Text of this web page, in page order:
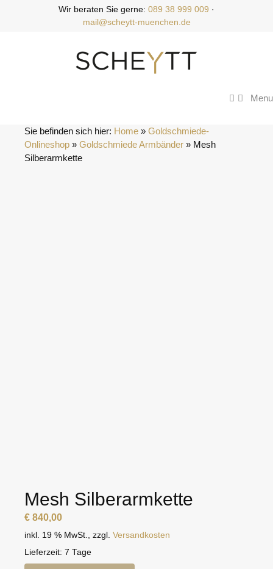
Wir beraten Sie gerne: 089 38 999 009 ·
mail@scheytt-muenchen.de
Menu
Sie befinden sich hier: Home » Goldschmiede-
Onlineshop » Goldschmiede Armbänder » Mesh
Silberarmkette
Mesh Silberarmkette
€ 840,00
inkl. 19 % MwSt. zzgl. Versandkosten
Lieferzeit: 7 Tage